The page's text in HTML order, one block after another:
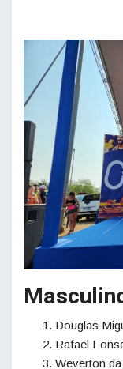
Douglas
Rafael
Weverton